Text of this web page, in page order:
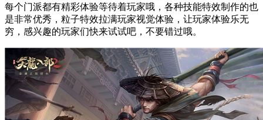
每个门派都有精彩体验等待着玩家哦，各种技能特效制作的也
是非常优秀，粒子特效拉满玩家视觉体验，让玩家体验乐无
穷，感兴趣的玩家们快来试试吧，不要错过哦。